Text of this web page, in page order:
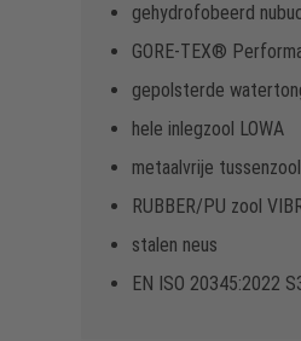
gehydrofobeerd
GORE-TEX®
gepolsterde
hele inlegzool LOWA
metaalvrije tussenzool
RUBBER/PU zool
stalen neus
EN ISO 20345:2022